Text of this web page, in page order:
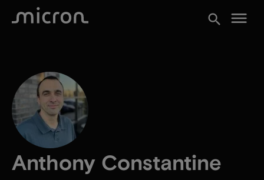
search menu
Anthony Constantine